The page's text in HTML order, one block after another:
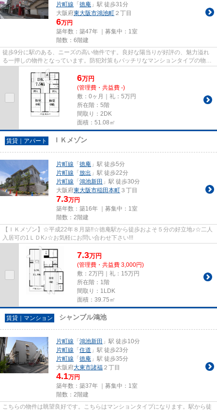
片町線 「 徳庵 」駅 徒歩31分
大阪府東大阪市鴻池町 ２丁目
6万円
築年数：築47年 ｜募集中： 1室
階数：6階建
徒歩9分に駅のある、ニーズの高い物件です。良好な陽当りが好評の、魅力溢れ
る一押しの物件となっています。防犯対策もバッチリなマンションタイプの物件
です。眺望良好なマンションは...
6万円
(管理費・共益費 -)
敷：0ヶ月｜礼：5万円
所在階：5階
間取り：2DK
面積：51.08㎡
賃貸｜アパート ＩＫメゾン
片町線 「 徳庵 」駅 徒歩5分
片町線 「 放出 」駅 徒歩22分
片町線 「 鴻池新田 」駅 徒歩30分
大阪府東大阪市稲田本町 ３丁目
7.3万円
築年数：築16年 ｜募集中： 1室
階数：2階建
【ＩＫメゾン】☆平成22年８月築!!☆徳庵駅から徒歩およそ５分の好立地♪☆二人
入居可の1ＬＤK♪☆お気軽にお問い合わせ下さい!!!
7.3万円
(管理費・共益費 3,000円)
敷：2万円｜礼：15万円
所在階：1階
間取り：1LDK
面積：39.75㎡
賃貸｜マンション シャンブル鴻池
片町線 「 鴻池新田 」駅 徒歩10分
片町線 「 住道 」駅 徒歩23分
片町線 「 徳庵 」駅 徒歩35分
大阪府大東市諸福 ２丁目
4.1万円
築年数：築37年 ｜募集中： 1室
階数：2階建
こちらの物件は眺望良好です。こちらはマンションタイプになります。駅から徒